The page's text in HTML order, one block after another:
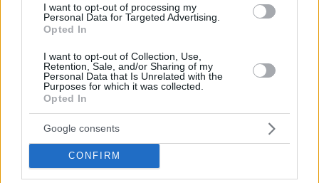
I want to opt-out of processing my
Personal Data for Targeted Advertising.
Opted In
I want to opt-out of Collection, Use,
Retention, Sale, and/or Sharing of my
Personal Data that Is Unrelated with the
Purposes for which it was collected.
Opted In
Google consents
CONFIRM
Μάκης Βορίδης